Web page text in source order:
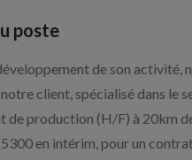
poste
de son activité,
client, spécialisé dans le
de production (H/F) à 20km
en intérim, pour un